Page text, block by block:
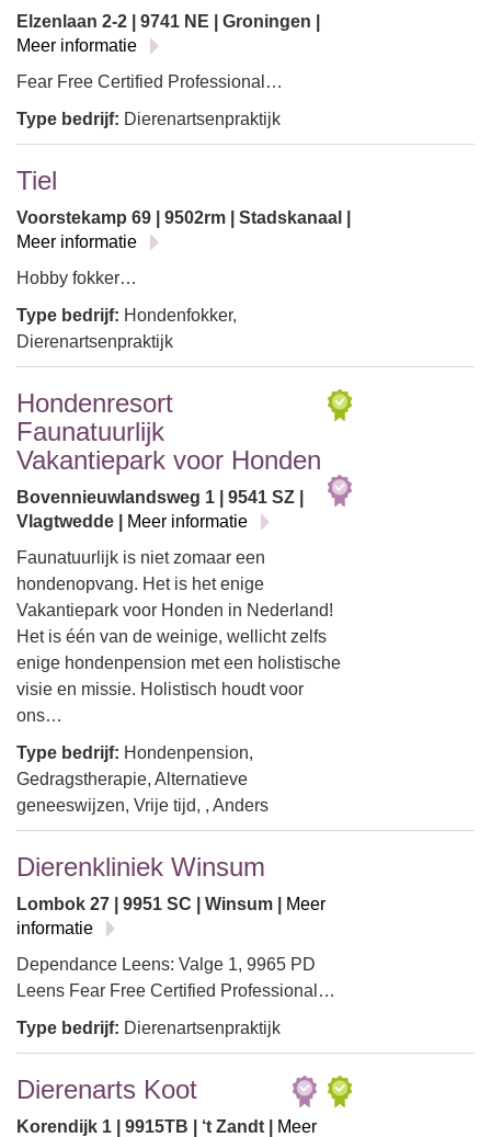
Elzenlaan 2-2 | 9741 NE | Groningen |
Meer informatie
Fear Free Certified Professional…
Type bedrijf: Dierenartsenpraktijk
Tiel
Voorstekamp 69 | 9502rm | Stadskanaal |
Meer informatie
Hobby fokker…
Type bedrijf: Hondenfokker,
Dierenartsenpraktijk
Hondenresort
Faunatuurlijk
Vakantiepark voor Honden
Bovennieuwlandsweg 1 | 9541 SZ |
Vlagtwedde |
Meer informatie
Faunatuurlijk is niet zomaar een
hondenopvang. Het is het enige
Vakantiepark voor Honden in Nederland!
Het is één van de weinige, wellicht zelfs
enige hondenpension met een holistische
visie en missie. Holistisch houdt voor
ons…
Type bedrijf: Hondenpension,
Gedragstherapie, Alternatieve
geneeswijzen, Vrije tijd, , Anders
Dierenkliniek Winsum
Lombok 27 | 9951 SC | Winsum |
Meer
informatie
Dependance Leens: Valge 1, 9965 PD
Leens Fear Free Certified Professional…
Type bedrijf: Dierenartsenpraktijk
Dierenarts Koot
Korendijk 1 | 9915TB | ‘t Zandt | Meer